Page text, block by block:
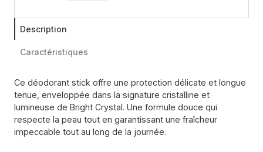
Description
Caractéristiques
Ce déodorant stick offre une protection délicate et longue
tenue, enveloppée dans la signature cristalline et
lumineuse de Bright Crystal. Une formule douce qui
respecte la peau tout en garantissant une fraîcheur
impeccable tout au long de la journée.